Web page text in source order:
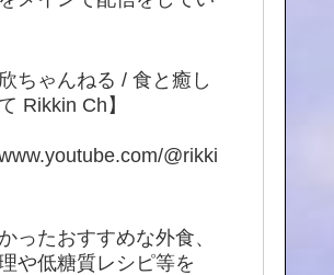
欣ちゃんねる / 食と癒し
Rikkin Ch】
@rikki
ったおすすめな外食、
や低糖質レシピ等を